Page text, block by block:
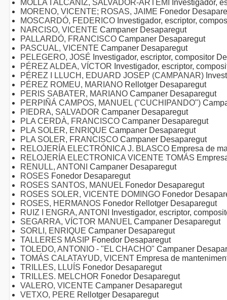
MOLLÀ I ALCAÑIZ, SALVADOR-ARTEMI
Investigador,
MORENO, VICENTE; ROSAS, JAIME Fonedor
MOSCARDÓ, FEDERICO Investigador, escriptor,
NARCISO, VICENTE Campaner Desaparegut
PALLARDÓ, FRANCISCO Campaner Desaparegut
PASCUAL, VICENTE Campaner Desaparegut
PELEGERO, JOSÉ Investigador, escriptor, compositor
PÉREZ ALDEA, VÍCTOR Investigador, escriptor,
PÉREZ I LLUCH, EDUARD JOSEP (CAMPANAR)
PÉREZ ROMEU, MARIANO Rellotger Desaparegut
PERIS SABATER, MARIANO Campaner Desaparegut
PERPIÑÁ CAMPOS, MANUEL ("CUCHIPANDO")
PIEDRA, SALVADOR Campaner Desaparegut
PLA CERDÀ, FRANCISCO Campaner Desaparegut
PLA SOLER, ENRIQUE Campaner Desaparegut
PLA SOLER, FRANCISCO Campaner Desaparegut
RELOJERÍA ELECTRÓNICA J. BLASCO Empresa de
RELOJERÍA ELECTRONICA VICENTE TOMÁS
RENULL, ANTONI Campaner Desaparegut
ROSES Fonedor Desaparegut
ROSES SANTOS, MANUEL Fonedor Desaparegut
ROSES SOLER, VICENTE DOMINGO Fonedor
ROSES, HERMANOS Fonedor Rellotger Desaparegut
RUIZ I ENGRA, ANTONI
Investigador, escriptor,
SEGARRA, VÍCTOR MANUEL Campaner Desaparegut
SORLI, ENRIQUE Campaner Desaparegut
TALLERES MASIP Fonedor Desaparegut
TOLEDO, ANTONIO - "EL CHACHO" Campaner
TOMÁS CALATAYUD, VICENT Empresa de
TRILLES, LLUÍS Fonedor Desaparegut
TRILLES. MELCHOR Fonedor Desaparegut
VALERO, VICENTE Campaner Desaparegut
VETXO, PERE Rellotger Desaparegut